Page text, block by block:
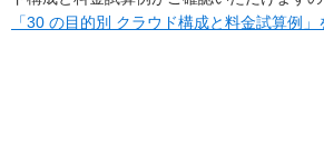
「30 の目的別 クラウド構成と料金試算例」